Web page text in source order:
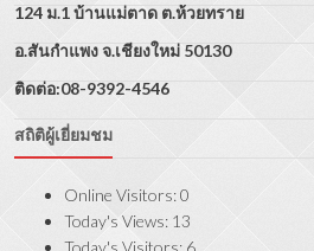
124 ม.1 บ้านแม่ตาด ต.ห้วยทราย
อ.สันกำแพง จ.เชียงใหม่ 50130
ติดต่อ:08-9392-4546
สถิติผู้เยี่ยมชม
Online Visitors:0
Today's Views: 13
Today's Visitors: 6